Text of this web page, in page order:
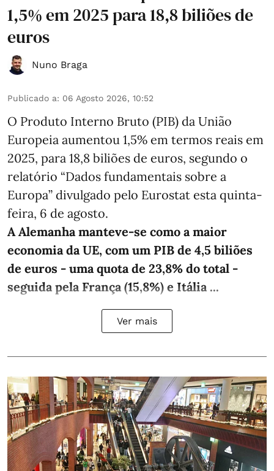
1,5% em 2025 para 18,8 biliões de
euros
Nuno Braga
Publicado a: 06 Agosto 2026, 10:52
O Produto Interno Bruto (PIB) da União
Europeia aumentou 1,5% em termos reais em
2025, para 18,8 biliões de euros, segundo o
relatório “Dados fundamentais sobre a
Europa” divulgado pelo Eurostat esta quinta-
feira, 6 de agosto.
A Alemanha manteve‑se como a maior
economia da UE, com um PIB de 4,5 biliões
de euros - uma quota de 23,8% do total -
seguida pela França (15,8%) e Itália ...
Ver mais